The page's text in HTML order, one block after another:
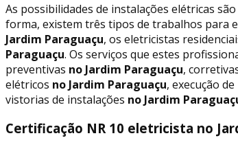
As possibilidades de instalações elétricas
forma, existem três tipos de trabalhos para
Jardim Paraguaçu, os eletricistas
Paraguaçu. Os serviços que estes
preventivas no Jardim Paraguaçu,
elétricos no Jardim Paraguaçu, execução
vistorias de instalações no Jardim
Certificação NR 10 eletricista no